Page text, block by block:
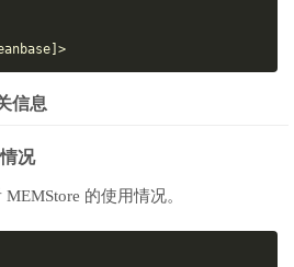
信息
况
的使用情况。